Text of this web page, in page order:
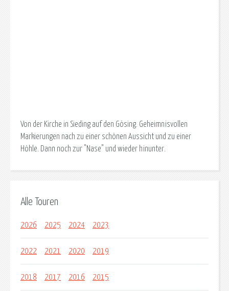
Von der Kirche in Sieding auf den Gösing. Geheimnisvollen
Markierungen nach zu einer schönen Aussicht und zu einer
Höhle. Dann noch zur "Nase" und wieder hinunter.
Alle Touren
2026 2025 2024 2023
2022 2021 2020 2019
2018 2017 2016 2015